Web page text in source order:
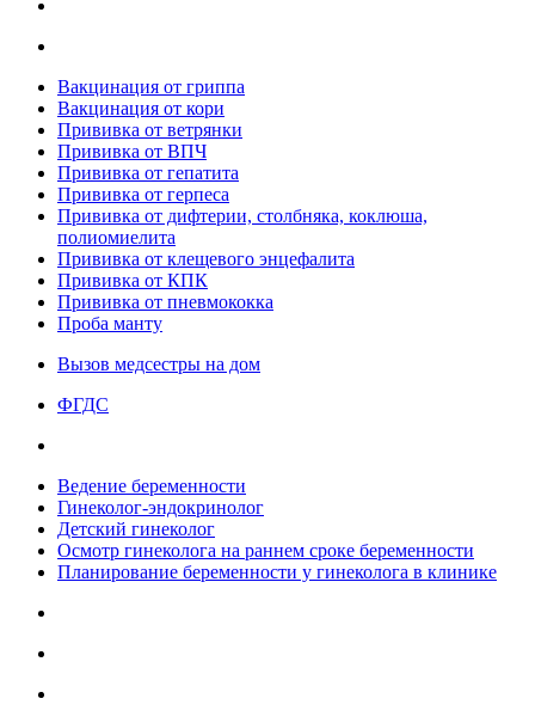
Вакцинация от гриппа
Вакцинация от кори
Прививка от ветрянки
Прививка от ВПЧ
Прививка от гепатита
Прививка от герпеса
Прививка от дифтерии, столбняка, коклюша,
полиомиелита
Прививка от клещевого энцефалита
Прививка от КПК
Прививка от пневмококка
Проба манту
Вызов медсестры на дом
ФГДС
Ведение беременности
Гинеколог-эндокринолог
Детский гинеколог
Осмотр гинеколога на раннем сроке беременности
Планирование беременности у гинеколога в клинике